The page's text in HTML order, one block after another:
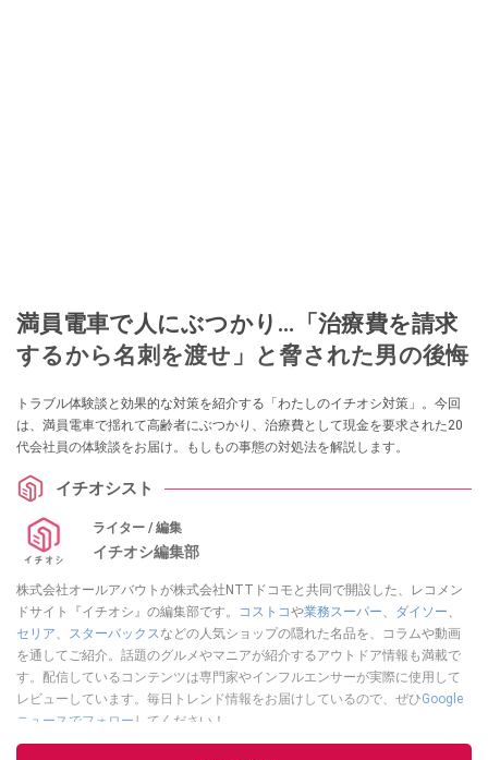
満員電車で人にぶつかり…「治療費を請求
するから名刺を渡せ」と脅された男の後悔
トラブル体験談と効果的な対策を紹介する「わたしのイチオシ対策」。今回
は、満員電車で揺れて高齢者にぶつかり、治療費として現金を要求された20
代会社員の体験談をお届け。もしもの事態の対処法を解説します。
イチオシスト
ライター / 編集
イチオシ編集部
株式会社オールアバウトが株式会社NTTドコモと共同で開設した、レコメン
ドサイト『イチオシ』の編集部です。
コストコや業務スーパー、 ダイソー、
セリア、 スターバックスなどの人気ショップの隠れた名品を、コラムや動画
を通してご紹介。話題のグルメやマニアが紹介するアウトドア情報も満載で
す。配信しているコンテンツは専門家やインフルエンサーが実際に使用して
レビューしています。毎日トレンド情報をお届けしているので、ぜひGoogle
ニュースでフォロー してください！